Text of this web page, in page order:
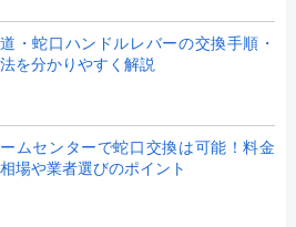
・蛇口ハンドルレバーの交換手順・
を分かりやすく解説
ムセンターで蛇口交換は可能！料金
場や業者選びのポイント